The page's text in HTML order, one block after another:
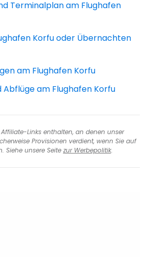
Terminalplan am Flughafen
Korfu oder Übernachten
am Flughafen Korfu
Abflüge am Flughafen Korfu
Links enthalten, an denen unser
Provisionen verdient, wenn Sie auf
Siehe unsere Seite zur Werbepolitik.